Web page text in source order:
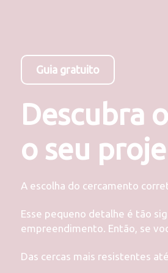
Guia gratuito
Descubra
o seu
A escolha do cercamento
Esse pequeno detalhe é tão
empreendimento. Então, se
Das cercas mais resistentes